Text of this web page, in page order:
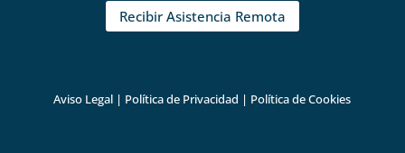
Recibir Asistencia Remota
Aviso Legal | Política de Privacidad | Política de Cookies